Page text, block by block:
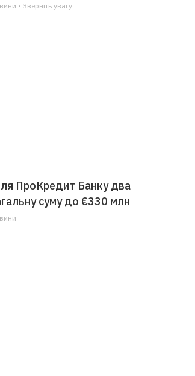
• Зверніть увагу
ПроКредит Банку два
суму до €330 млн